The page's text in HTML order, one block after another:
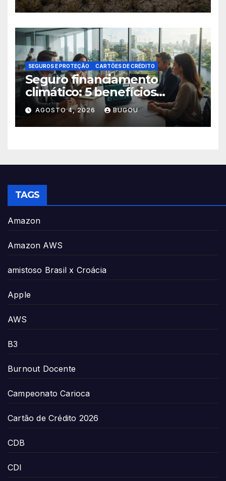
SEGUROS E PROTEÇÃO CARTÕES DE CRÉDITO
Seguro financiamento
climático: 5 benefícios
essenciais
AGOSTO 4, 2026 BUGOU
TAGS
Amazon
Amazon AWS
amistoso Brasil x Croácia
Apple
AWS
B3
Burnout Docente
Campeonato Carioca
Cartão de Crédito 2026
CDB
CDI